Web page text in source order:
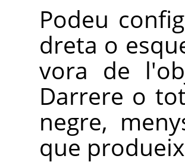
Podeu
dreta o
vora de
Darrere o
negre,
que